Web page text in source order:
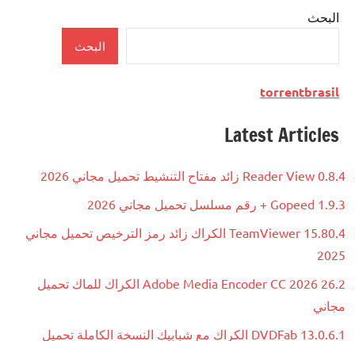
البحث
البحث
torrentbrasil
Latest Articles
Reader View 0.8.4 زائد مفتاح التنشيط تحميل مجاني 2026
Gopeed 1.9.3 + رقم مسلسل تحميل مجاني 2026
TeamViewer 15.80.4 الكراك زائد رمز الترخيص تحميل مجاني
2025
Adobe Media Encoder CC 2026 26.2 الكراك للماك تحميل
مجاني
DVDFab 13.0.6.1 الكراك مع شبابيك النسخة الكاملة تحميل